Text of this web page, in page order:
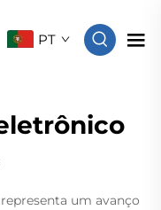
PT
um avanço